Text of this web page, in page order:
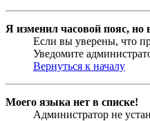
Я изменил часовой пояс, но
Если вы уверены, что
Уведомите
Вернуться к началу
Моего языка нет в списке!
Администратор не